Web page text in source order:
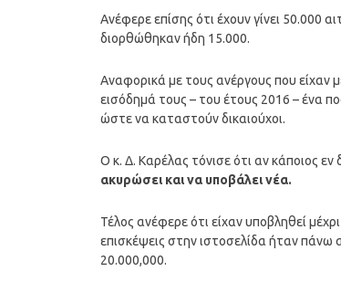
Ανέφερε επίσης ότι έχουν γίνει 50.000
διορθώθηκαν ήδη 15.000.
Αναφορικά με τους ανέργους που είχαν
εισόδημά τους – του έτους 2016 – ένα
ώστε να καταστούν δικαιούχοι.
Ο κ. Δ. Καρέλας τόνισε ότι αν κάποιος εν
ακυρώσει και να υποβάλει νέα.
Τέλος ανέφερε ότι είχαν υποβληθεί
επισκέψεις στην ιστοσελίδα ήταν πάνω
20.000,000.